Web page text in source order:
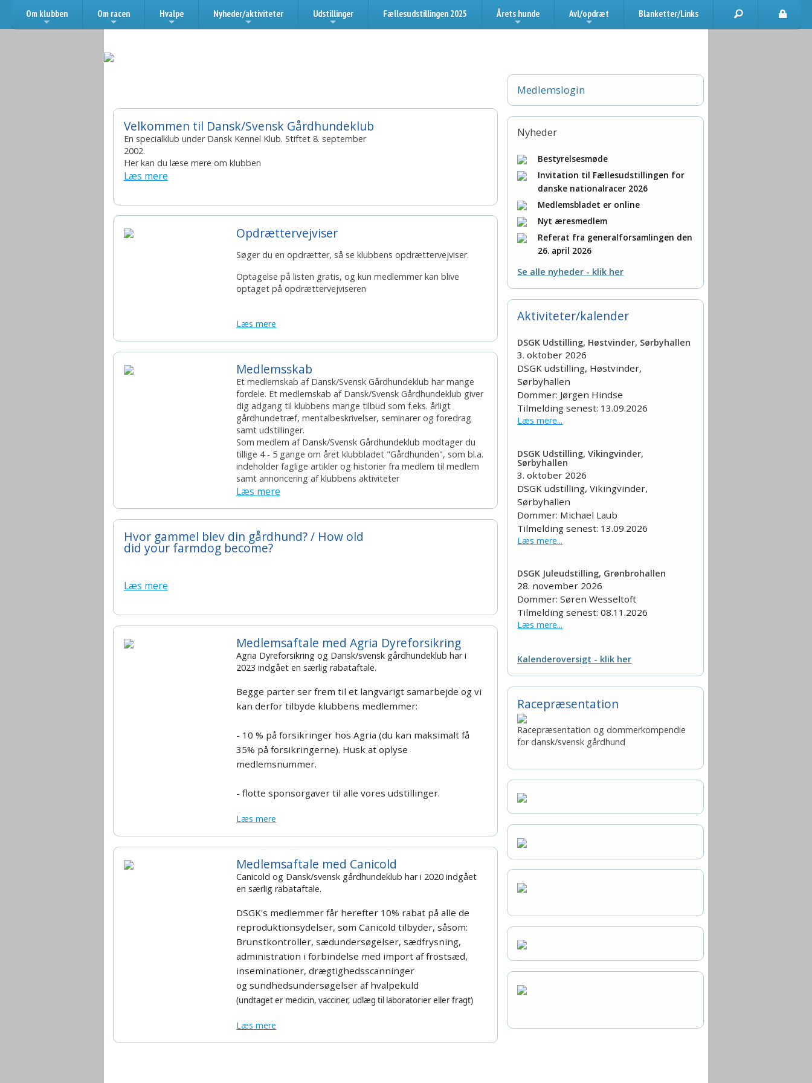
+
Om klubben
+
Om racen
+
Hvalpe
+
Nyheder/aktiviteter
+
Udstillinger
Fællesudstillingen 2025
+
Årets hunde
+
Avl/opdræt Blanketter/Links
Velkommen til Dansk/Svensk Gårdhundeklub
En specialklub under Dansk Kennel Klub. Stiftet 8. september
2002.
Her kan du læse mere om klubben
Læs mere
Opdrættervejviser
Søger du en opdrætter, så se klubbens opdrættervejviser.
Optagelse på listen gratis, og kun medlemmer kan blive
optaget på opdrættervejviseren
Læs mere
Medlemsskab
Et medlemskab af Dansk/Svensk Gårdhundeklub har mange
fordele. Et medlemskab af Dansk/Svensk Gårdhundeklub giver
dig adgang til klubbens mange tilbud som f.eks. årligt
gårdhundetræf, mentalbeskrivelser, seminarer og foredrag
samt udstillinger.
Som medlem af Dansk/Svensk Gårdhundeklub modtager du
tillige 4 - 5 gange om året klubbladet "Gårdhunden", som bl.a.
indeholder faglige artikler og historier fra medlem til medlem
samt annoncering af klubbens aktiviteter
Læs mere
Hvor gammel blev din gårdhund? / How old
did your farmdog become?
Læs mere
Medlemsaftale med Agria Dyreforsikring
Agria Dyreforsikring og Dansk/svensk gårdhundeklub har i
2023 indgået en særlig rabataftale.
Begge parter ser frem til et langvarigt samarbejde og vi
kan derfor tilbyde klubbens medlemmer:
- 10 % på forsikringer hos Agria (du kan maksimalt få
35% på forsikringerne). Husk at oplyse
medlemsnummer.
- flotte sponsorgaver til alle vores udstillinger.
Læs mere
Medlemsaftale med Canicold
Canicold og Dansk/svensk gårdhundeklub har i 2020 indgået
en særlig rabataftale.
DSGK's medlemmer får herefter 10% rabat på alle de
reproduktionsydelser, som Canicold tilbyder, såsom:
Brunstkontroller,sædundersøgelser, sædfrysning,
administration i forbindelse med importaf frostsæd,
inseminationer, drægtighedsscanninger
ogsundhedsundersøgelser af hvalpekuld
(undtaget er medicin, vacciner, udlæg til laboratorier eller fragt)
Læs mere
Medlemslogin
Nyheder
Bestyrelsesmøde
Invitation til Fællesudstillingen for
danske nationalracer 2026
Medlemsbladet er online
Nyt æresmedlem
Referat fra generalforsamlingen den
26. april 2026
Se alle nyheder - klik her
Aktiviteter/kalender
DSGK Udstilling, Høstvinder, Sørbyhallen
3. oktober 2026
DSGK udstilling, Høstvinder,
Sørbyhallen
Dommer: Jørgen Hindse
Tilmelding senest: 13.09.2026
Læs mere...
DSGK Udstilling, Vikingvinder,
Sørbyhallen
3. oktober 2026
DSGK udstilling, Vikingvinder,
Sørbyhallen
Dommer: Michael Laub
Tilmelding senest: 13.09.2026
Læs mere...
DSGK Juleudstilling, Grønbrohallen
28. november 2026
Dommer: Søren Wesseltoft
Tilmelding senest: 08.11.2026
Læs mere...
Kalenderoversigt - klik her
Racepræsentation
Racepræsentation og dommerkompendie
for dansk/svensk gårdhund